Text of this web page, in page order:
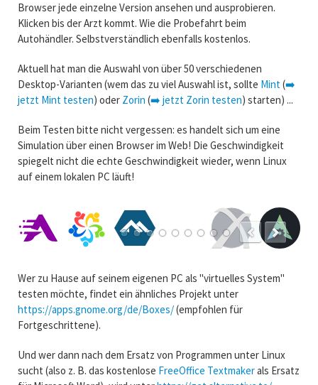
Browser jede einzelne Version ansehen und ausprobieren.
Klicken bis der Arzt kommt. Wie die Probefahrt beim
Autohändler. Selbstverständlich ebenfalls kostenlos.
Aktuell hat man die Auswahl von über 50 verschiedenen
Desktop-Varianten (wem das zu viel Auswahl ist, sollte Mint(➡️
jetzt Mint testen) oder Zorin (➡️ jetzt Zorin testen) starten) ...
Beim Testen bitte nicht vergessen: es handelt sich um eine
Simulation über einen Browser im Web! Die Geschwindigkeit
spiegelt nicht die echte Geschwindigkeit wieder, wenn Linux
auf einem lokalen PC läuft!
Wer zu Hause auf seinem eigenen PC als "virtuelles System"
testen möchte, findet ein ähnliches Projekt unter
https://apps.gnome.org/de/Boxes/(empfohlen für
Fortgeschrittene).
Und wer dann nach dem Ersatz von Programmen unter Linux
sucht (also z. B. das kostenlose FreeOffice Textmakerals Ersatz